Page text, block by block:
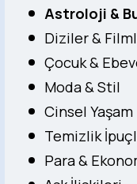
Astroloji &
Diziler &
Çocuk &
Moda & Stil
Cinsel Yaşam
Temizlik
Para &